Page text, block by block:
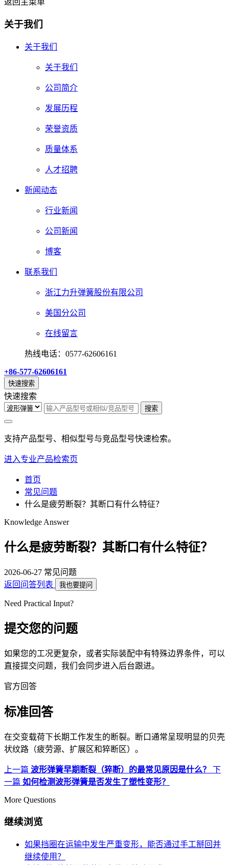
关于我们
关于我们
关于我们
公司简介
发展历程
荣誉资质
质量体系
人才招聘
新闻动态
行业新闻
公司新闻
博客
联系我们
浙江力升弹簧股份有限公司
美国分公司
在线留言
热线电话：0577-62606161
+86-577-62606161
快速搜索
快速搜索
搜索
支持产品型号、相似型号与竞品型号快速检索。
进入专业产品检索页
首页
常见问题
什么是疲劳断裂？其断口有什么特征？
Knowledge Answer
什么是疲劳断裂？其断口有什么特征？
2026-06-27 常见问题
返回问答列表
我也要提问
Need Practical Input?
提交您的问题
如果您的工况更复杂，或者实际装配中有特殊边界条件，可以
直接提交问题，我们会同步进入后台跟进。
官方回答
标准回答
在交变载荷下长期工作发生的断裂。断口通常呈现明显的贝壳
状纹路（疲劳源、扩展区和猝断区）。
上一篇 波形弹簧早期断裂（猝断）的最常见原因是什么？
下
一篇 如何检测波形弹簧是否发生了塑性变形？
More Questions
继续浏览
如果挡圈在运输中发生严重变形，能否通过手工掰回并
继续使用？